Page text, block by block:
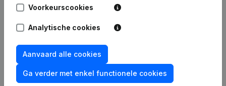
Voorkeurscookies
Analytische cookies
Aanvaard alle cookies
Ga verder met enkel functionele cookies
Compliance &
fraudepreventie
Jaarrekening raadplegen
Integraties op maat